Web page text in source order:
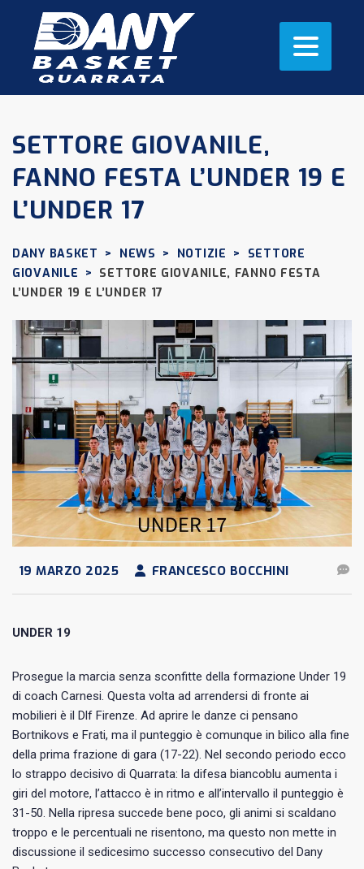
SETTORE GIOVANILE,
FANNO FESTA L’UNDER 19 E
L’UNDER 17
DANY BASKET > NEWS > NOTIZIE >
SETTORE
GIOVANILE > SETTORE GIOVANILE, FANNO FESTA
L’UNDER 19 E L’UNDER 17
19 MARZO 2025 FRANCESCO BOCCHINI
UNDER 19
Prosegue la marcia senza sconfitte della formazione Under 19
di coach Carnesi. Questa volta ad arrendersi di fronte ai
mobilieri è il Dlf Firenze. Ad aprire le danze ci pensano
Bortnikovs e Frati, ma il punteggio è comunque in bilico alla fine
della prima frazione di gara (17-22). Nel secondo periodo ecco
lo strappo decisivo di Quarrata: la difesa biancoblu aumenta i
giri del motore, l’attacco è in ritmo e all’intervallo il punteggio è
31-50. Nella ripresa succede bene poco, gli animi si scaldano
troppo e le percentuali ne risentono, ma questo non mette in
discussione il sedicesimo successo consecutivo del Dany